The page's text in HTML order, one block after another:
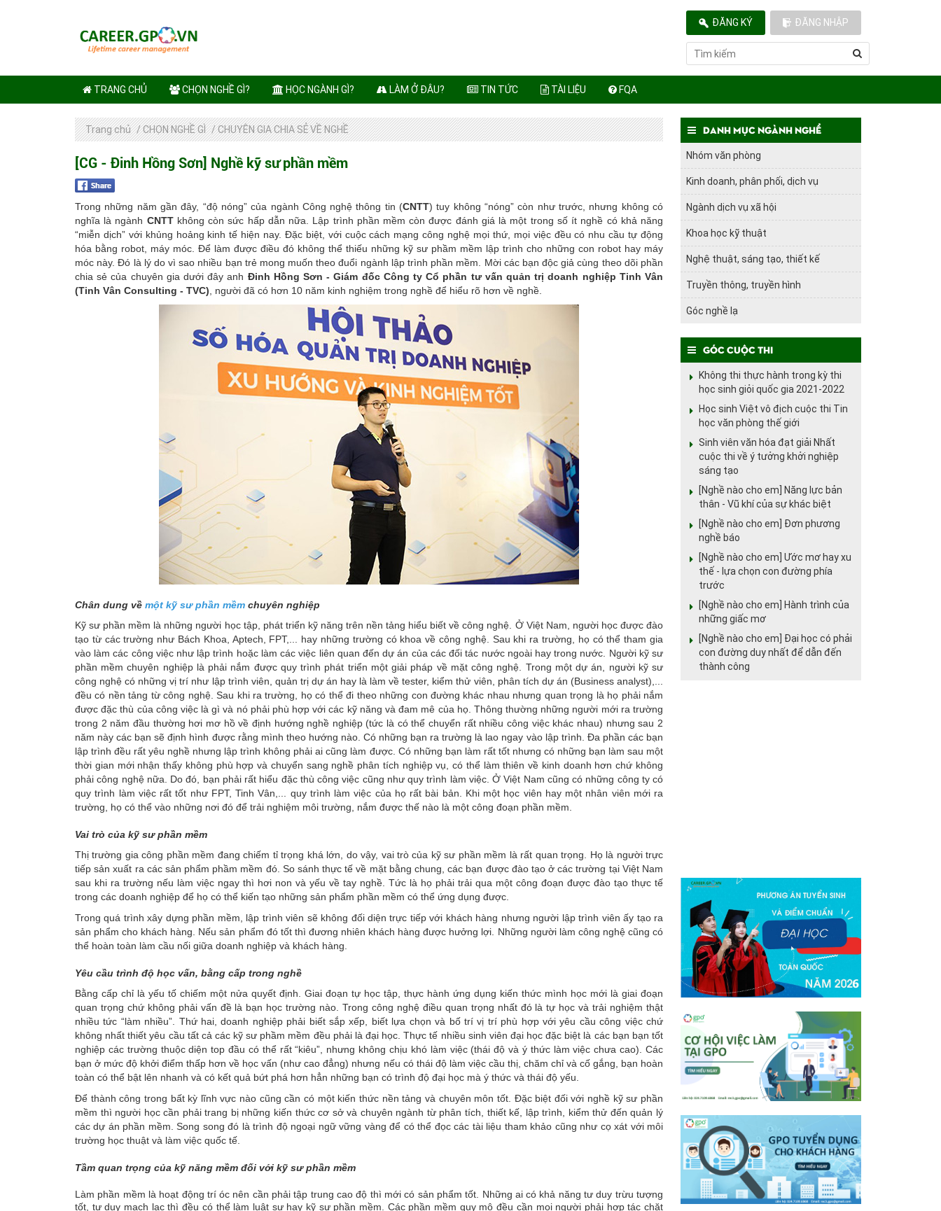
ĐĂNG KÝ ĐĂNG NHẬP
TRANG CHỦ CHỌN NGHỀ GÌ? HỌC NGÀNH GÌ? LÀM Ở ĐÂU? TIN TỨC TÀI LIỆU FQA
Trang chủ / CHỌN NGHỀ GÌ /CHUYÊN GIA CHIA SẺ VỀ NGHỀ
[CG - Đinh Hồng Sơn] Nghề kỹ sư phần mềm
Trong những năm gần đây, “độ nóng” của ngành Công nghệ thông tin (CNTT) tuy không “nóng” còn như trước, nhưng không có
nghĩa là ngành CNTT không còn sức hấp dẫn nữa. Lập trình phần mềm còn được đánh giá là một trong số ít nghề có khả năng
“miễn dịch” với khủng hoảng kinh tế hiện nay. Đặc biệt, với cuộc cách mạng công nghệ mọi thứ, mọi việc đều có nhu cầu tự động
hóa bằng robot, máy móc. Để làm được điều đó không thể thiếu những kỹ sư phầm mềm lập trình cho những con robot hay máy
móc này. Đó là lý do vì sao nhiều bạn trẻ mong muốn theo đuổi ngành lập trình phần mềm. Mời các bạn độc giả cùng theo dõi phần
chia sẻ của chuyên gia dưới đâyanh Đinh Hồng Sơn-Giám đốc Công ty Cổ phần tư vấn quản trị doanh nghiệp Tinh Vân
(Tinh Vân Consulting - TVC), người đã có hơn 10 năm kinh nghiệm trong nghề để hiểu rõ hơn về nghề.
Chân dung về một kỹ sư phần mềm chuyên nghiệp
Kỹ sư phần mềm là những người học tập, phát triển kỹ năng trên nền tảng hiểu biết về công nghệ. Ở Việt Nam, người học được đào
tạo từ các trường như Bách Khoa, Aptech, FPT,... hay những trường có khoa về công nghệ. Sau khi ra trường, họ có thể tham gia
vào làm các công việc như lập trình hoặc làm các việc liên quan đến dự án của các đối tác nước ngoài hay trong nước. Người kỹ sư
phần mềm chuyên nghiệp là phải nắm được quy trình phát triển một giải pháp về mặt công nghệ. Trong một dự án, người kỹ sư
công nghệ có những vị trí như lập trình viên, quản trị dự án hay là làm về tester, kiểm thử viên, phân tích dự án (Business analyst),...
đều có nền tảng từ công nghệ. Sau khi ra trường, họ có thể đi theo những con đường khác nhau nhưng quan trọng là họ phải nắm
được đặc thù của công việc là gì và nó phải phù hợp với các kỹ năng và đam mê của họ. Thông thường những người mới ra trường
trong 2 năm đầu thường hơi mơ hồ về định hướng nghề nghiệp (tức là có thể chuyển rất nhiều công việc khác nhau) nhưng sau 2
năm này các bạn sẽ định hình được rằng mình theo hướng nào. Có những bạn ra trường là lao ngay vào lập trình. Đa phần các bạn
lập trình đều rất yêu nghề nhưng lập trình không phải ai cũng làm được. Có những bạn làm rất tốt nhưng có những bạn làm sau một
thời gian mới nhận thấy không phù hợp và chuyển sang nghề phân tích nghiệp vụ, có thể làm thiên về kinh doanh hơn chứ không
phải công nghệ nữa. Do đó, bạn phải rất hiểu đặc thù công việc cũng như quy trình làm việc. Ở Việt Nam cũng có những công ty có
quy trình làm việc rất tốt như FPT, Tinh Vân,... quy trình làm việc của họ rất bài bản. Khi một học viên hay một nhân viên mới ra
trường, họ có thể vào những nơi đó để trải nghiệm môi trường, nắm được thế nào là một công đoạn phần mềm.
Vai trò của kỹ sư phần mềm
Thị trường gia công phần mềm đang chiếm tỉ trọng khá lớn, do vậy, vai trò của kỹ sư phần mềm là rất quan trọng. Họ là người trực
tiếp sản xuất ra các sản phẩm phầm mềm đó. So sánh thực tế về mặt bằng chung, các bạn được đào tạo ở các trường tại Việt Nam
sau khi ra trường nếu làm việc ngay thì hơi non và yếu về tay nghề. Tức là họ phải trải qua một công đoạn được đào tạo thực tế
trong các doanh nghiệp để họ có thể kiến tạo những sản phẩm phần mềm có thể ứng dụng được.
Trong quá trình xây dựng phần mềm, lập trình viên sẽ không đối diện trực tiếp với khách hàng nhưng người lập trình viên ấy tạo ra
sản phẩm cho khách hàng. Nếu sản phẩm đó tốt thì đương nhiên khách hàng được hưởng lợi. Những người làm công nghệ cũng có
thể hoàn toàn làm cầu nối giữa doanh nghiệp và khách hàng.
Yêu cầu trình độ học vấn, bằng cấp trong nghề
Bằng cấp chỉ là yếu tố chiếm một nửa quyết định. Giai đoạn tự học tập, thực hành ứng dụng kiến thức mình học mới là giai đoạn
quan trọng chứ không phải vấn đề là bạn học trường nào. Trong công nghệ điều quan trọng nhất đó làtự học và trải nghiệm thật
nhiều tức “làm nhiều”. Thứ hai, doanh nghiệp phải biết sắp xếp, biết lựa chọn và bố trí vị trí phù hợp với yêu cầu công việc chứ
không nhất thiết yêu cầu tất cả các kỹ sư phầm mềm đều phải là đại học. Thực tế nhiều sinh viên đại học đặc biệt là các bạn bạn tốt
nghiệp các trường thuộc diện top đầu có thể rất “kiêu”, nhưng không chịu khó làm việc (thái độ và ý thức làm việc chưa cao). Các
bạn ở mức độ khởi điểm thấp hơn về học vấn (như cao đẳng) nhưng nếu có thái độ làm việc cầu thị, chăm chỉ và cố gắng, bạn hoàn
toàn có thể bật lên nhanh và có kết quả bứt phá hơn hẳn những bạn có trình độ đại học mà ý thức và thái độ yếu.
Để thành công trong bất kỳ lĩnh vực nào cũng cần có một kiến thức nền tảng và chuyên môn tốt. Đặc biệt đối với nghề kỹ sư phần
mềm thì người học cần phải trang bị những kiến thức cơ sở và chuyên ngành từ phân tích, thiết kế, lập trình, kiểm thử đến quản lý
các dự án phần mềm. Song song đó là trình độ ngoại ngữ vững vàng để có thể đọc các tài liệu tham khảo cũng như cọ xát với môi
trường học thuật và làm việc quốc tế.
Tầm quan trọng của kỹ năng mềm đối với kỹ sư phần mềm
Làm phần mềm là hoạt động trí óc nên cần phải tập trung cao độ thì mới có sản phẩm tốt. Những ai có khả năng tư duy trừu tượng
tốt, tư duy mạch lạc thì đều có thể làm luật sư hay kỹ sư phần mềm. Các phần mềm quy mô đều cần mọi người phải hợp tác chặt
Danh mục ngành nghề
Nhóm văn phòng
Kinh doanh, phân phối, dịch vụ
Ngành dịch vụ xã hội
Khoa học kỹ thuật
Nghệ thuật, sáng tạo, thiết kế
Truyền thông, truyền hình
Góc nghề lạ
Góc cuộc thi
Không thi thực hành trong kỳ thi
học sinh giỏi quốc gia 2021-2022
Học sinh Việt vô địch cuộc thi Tin
học văn phòng thế giới
Sinh viên văn hóa đạt giải Nhất
cuộc thi về ý tưởng khởi nghiệp
sáng tạo
[Nghề nào cho em] Năng lực bản
thân - Vũ khí của sự khác biệt
[Nghề nào cho em] Đơn phương
nghề báo
[Nghề nào cho em] Ước mơ hay xu
thế - lựa chọn con đường phía
trước
[Nghề nào cho em] Hành trình của
những giấc mơ
[Nghề nào cho em] Đại học có phải
con đường duy nhất để dẫn đến
thành công